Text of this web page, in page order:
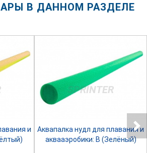
В ДАННОМ РАЗДЕЛЕ
и
SPRINTER
Аквапалка нудл для плавания и
аквааэробики: B (Зелёный)